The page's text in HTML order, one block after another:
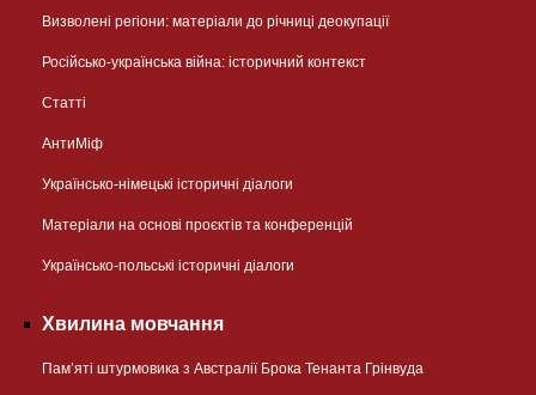
Визволені регіони: матеріали до річниці деокупації
Російсько-українська війна: історичний контекст
Статті
АнтиМіф
Українсько-німецькі історичні діалоги
Матеріали на основі проєктів та конференцій
Українсько-польські історичні діалоги
Хвилина мовчання
Пам’яті штурмовика з Австралії Брока Тенанта Грінвуда